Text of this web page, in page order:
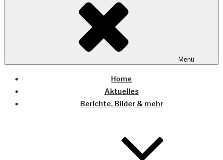
Menü
Home
Aktuelles
Berichte, Bilder & mehr